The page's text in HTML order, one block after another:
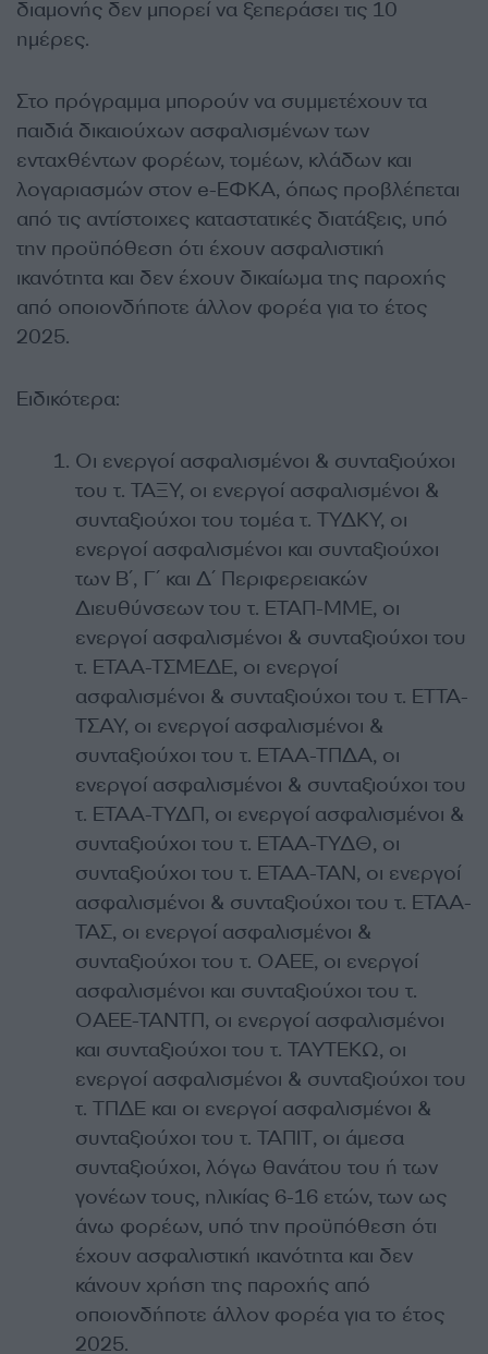
διαμονής δεν μπορεί να ξεπεράσει τις 10
ημέρες.
Στο πρόγραμμα μπορούν να συμμετέχουν τα
παιδιά δικαιούχων ασφαλισμένων των
ενταχθέντων φορέων, τομέων, κλάδων και
λογαριασμών στον e-ΕΦΚΑ, όπως προβλέπεται
από τις αντίστοιχες καταστατικές διατάξεις, υπό
την προϋπόθεση ότι έχουν ασφαλιστική
ικανότητα και δεν έχουν δικαίωμα της παροχής
από οποιονδήποτε άλλον φορέα για το έτος
2025.
Ειδικότερα:
Οι ενεργοί ασφαλισμένοι & συνταξιούχοι
του τ. ΤΑΞΥ, οι ενεργοί ασφαλισμένοι &
συνταξιούχοι του τομέα τ. ΤΥΔΚΥ, οι
ενεργοί ασφαλισμένοι και συνταξιούχοι
των Β΄, Γ΄ και Δ΄ Περιφερειακών
Διευθύνσεων του τ. ΕΤΑΠ-ΜΜΕ, οι
ενεργοί ασφαλισμένοι & συνταξιούχοι του
τ. ΕΤΑΑ-ΤΣΜΕΔΕ, οι ενεργοί
ασφαλισμένοι & συνταξιούχοι του τ. ΕΤΤΑ-
ΤΣΑΥ, οι ενεργοί ασφαλισμένοι &
συνταξιούχοι του τ. ΕΤΑΑ-ΤΠΔΑ, οι
ενεργοί ασφαλισμένοι & συνταξιούχοι του
τ. ΕΤΑΑ-ΤΥΔΠ, οι ενεργοί ασφαλισμένοι &
συνταξιούχοι του τ. ΕΤΑΑ-ΤΥΔΘ, οι
συνταξιούχοι του τ. ΕΤΑΑ-ΤΑΝ, οι ενεργοί
ασφαλισμένοι & συνταξιούχοι του τ. ΕΤΑΑ-
ΤΑΣ, οι ενεργοί ασφαλισμένοι &
συνταξιούχοι του τ. ΟΑΕΕ, οι ενεργοί
ασφαλισμένοι και συνταξιούχοι του τ.
ΟΑΕΕ-ΤΑΝΤΠ, οι ενεργοί ασφαλισμένοι
και συνταξιούχοι του τ. ΤΑΥΤΕΚΩ, οι
ενεργοί ασφαλισμένοι & συνταξιούχοι του
τ. ΤΠΔΕ και οι ενεργοί ασφαλισμένοι &
συνταξιούχοι του τ. ΤΑΠΙΤ, οι άμεσα
συνταξιούχοι, λόγω θανάτου του ή των
γονέων τους, ηλικίας 6-16 ετών, των ως
άνω φορέων, υπό την προϋπόθεση ότι
έχουν ασφαλιστική ικανότητα και δεν
κάνουν χρήση της παροχής από
οποιονδήποτε άλλον φορέα για το έτος
2025.